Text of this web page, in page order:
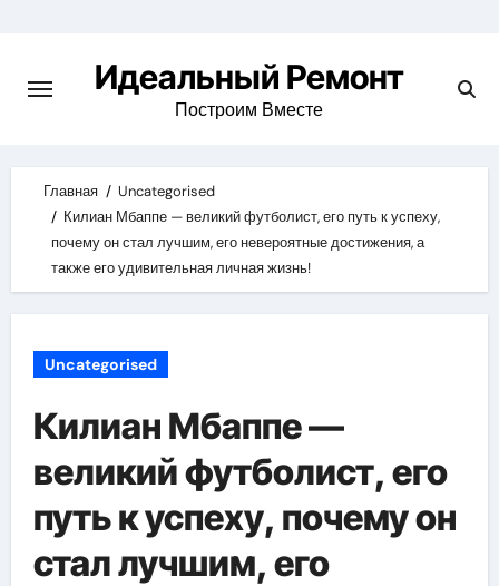
content
Идеальный Ремонт
Построим Вместе
Главная
Uncategorised
Килиан Мбаппе — великий футболист, его путь к успеху,
почему он стал лучшим, его невероятные достижения, а
также его удивительная личная жизнь!
Uncategorised
Килиан Мбаппе —
великий футболист, его
путь к успеху, почему он
стал лучшим, его